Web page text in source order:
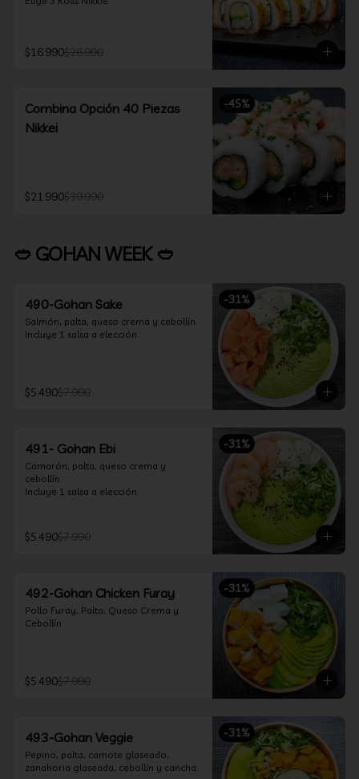
$16.990$26.990
-45%
Combina Opción 40 Piezas
Nikkei
$21.990$39.990
🥙 GOHAN WEEK 🥙
-31%
490-Gohan Sake
Salmón, palta, queso crema y cebollín.
Incluye 1 salsa a elección.
$5.490$7.990
-31%
491- Gohan Ebi
Camarón, palta, queso crema y
cebollín
Incluye 1 salsa a elección.
$5.490$7.990
-31%
492-Gohan Chicken Furay
Pollo Furay, Palta, Queso Crema y
Cebollín
$5.490$7.990
-31%
493-Gohan Veggie
Pepino, palta, camote glaseado,
zanahoria glaseada, cebollín y cancha.